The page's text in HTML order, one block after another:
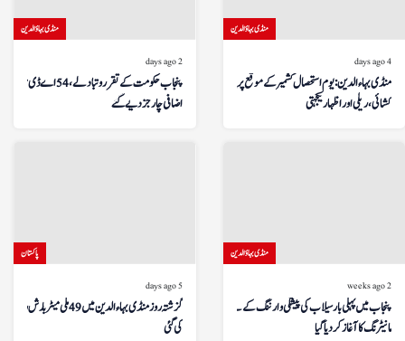
منڈی بہاؤالدین
2 days ago
پنجاب حکومت کے تقرر و تبادلے، 54 اے ڈی سیز کو
اضافی چارجز دیے گئے
منڈی بہاؤالدین
4 days ago
منڈی بہاءالدین: یوم استحصال کشمیر کے موقع پر پرچم
کشائی، ریلی اور اظہار یکجہتی
پاکستان
5 days ago
گزشتہ روز منڈی بہاءالدین میں 49 ملی میٹر بارش ریکارڈ
کی گئی
منڈی بہاؤالدین
2 weeks ago
پنجاب میں پہلی بار سیلاب کی پیشگی وارننگ کے لیے ڈرون
مانیٹرنگ کا آغاز کر دیا گیا